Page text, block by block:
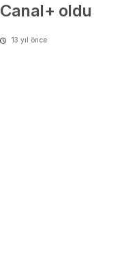
Canal+ oldu
13 yıl önce